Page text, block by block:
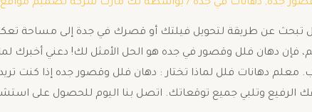
جده, دهانات في جدة / بواسطة تك مارت شركة تصميم
تبحث عن طريقة لتحويل فيلتك أو قصرك في جدة إلى مساحة
نعم، فإن دهان فلل وقصور في جده هو الحل الأمثل لك! دعني
معلم دهانات فلل لماذا تختار : دهان فلل وقصور جده إذا كنت
وتلبي جميع توقعاتك. اتصل بنا اليوم للحصول على